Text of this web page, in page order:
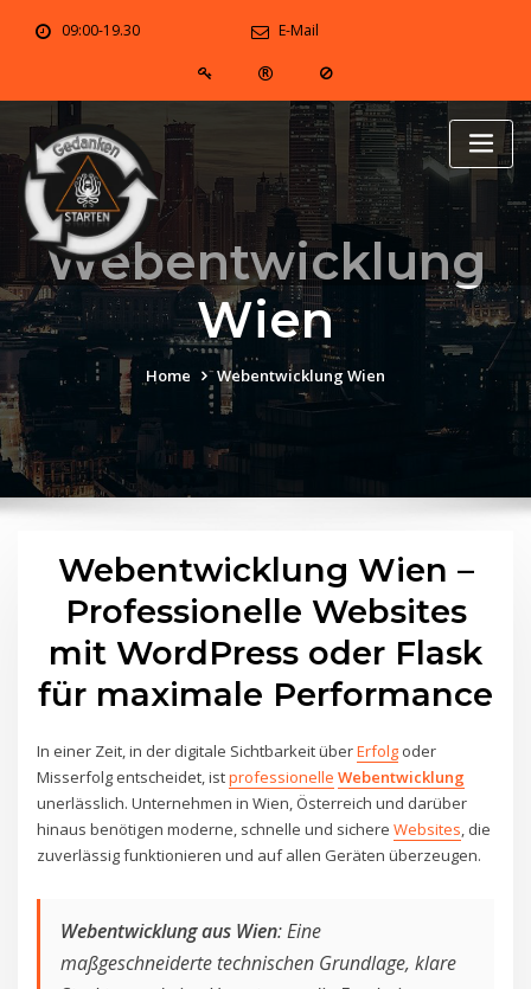
09:00-19.30 E-Mail
Webentwicklung
Wien
Home Webentwicklung Wien
Webentwicklung Wien –
Professionelle Websites
mit WordPress oder Flask
für maximale Performance
In einer Zeit, in der digitale Sichtbarkeit überErfolg oder
Misserfolg entscheidet, istprofessionelle Webentwicklung
unerlässlich. Unternehmen in Wien, Österreich und darüber
hinaus benötigen moderne, schnelle und sichereWebsites , die
zuverlässig funktionieren und auf allen Geräten überzeugen.
Webentwicklung aus Wien: Eine
maßgeschneiderte technischen Grundlage, klare